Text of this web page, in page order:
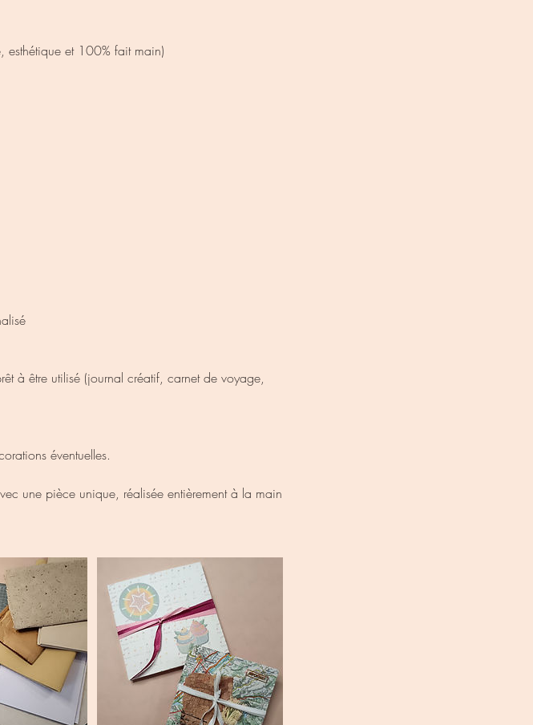
esthétique et 100% fait main)
à être utilisé (journal créatif, carnet de voyage,
éventuelles.
une pièce unique, réalisée entièrement à la main